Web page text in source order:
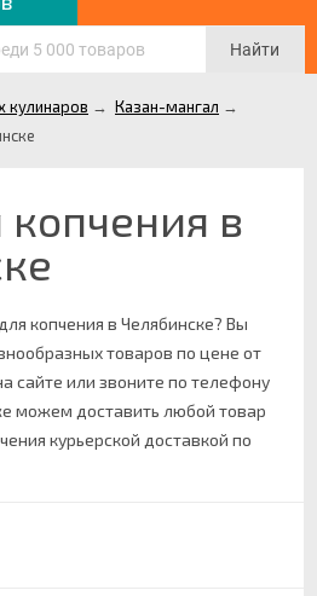
Найти
кулинаров → Казан-мангал →
в
копчения в Челябинске? Вы
товаров по цене от
сайте или звоните по телефону
можем доставить любой товар
курьерской доставкой по